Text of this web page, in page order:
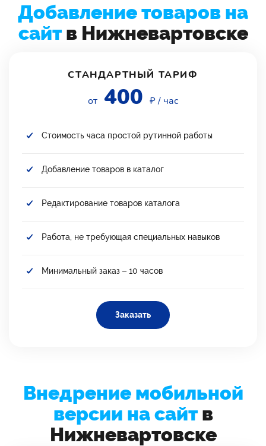
Добавление товаров на
сайтв Нижневартовске
СТАНДАРТНЫЙ ТАРИФ
от 400 ₽ / час
Стоимость часа простой рутинной работы
Добавление товаров в каталог
Редактирование товаров каталога
Работа, не требующая специальных навыков
Минимальный заказ – 10 часов
Заказать
Внедрение мобильной
версии на сайтв
Нижневартовске